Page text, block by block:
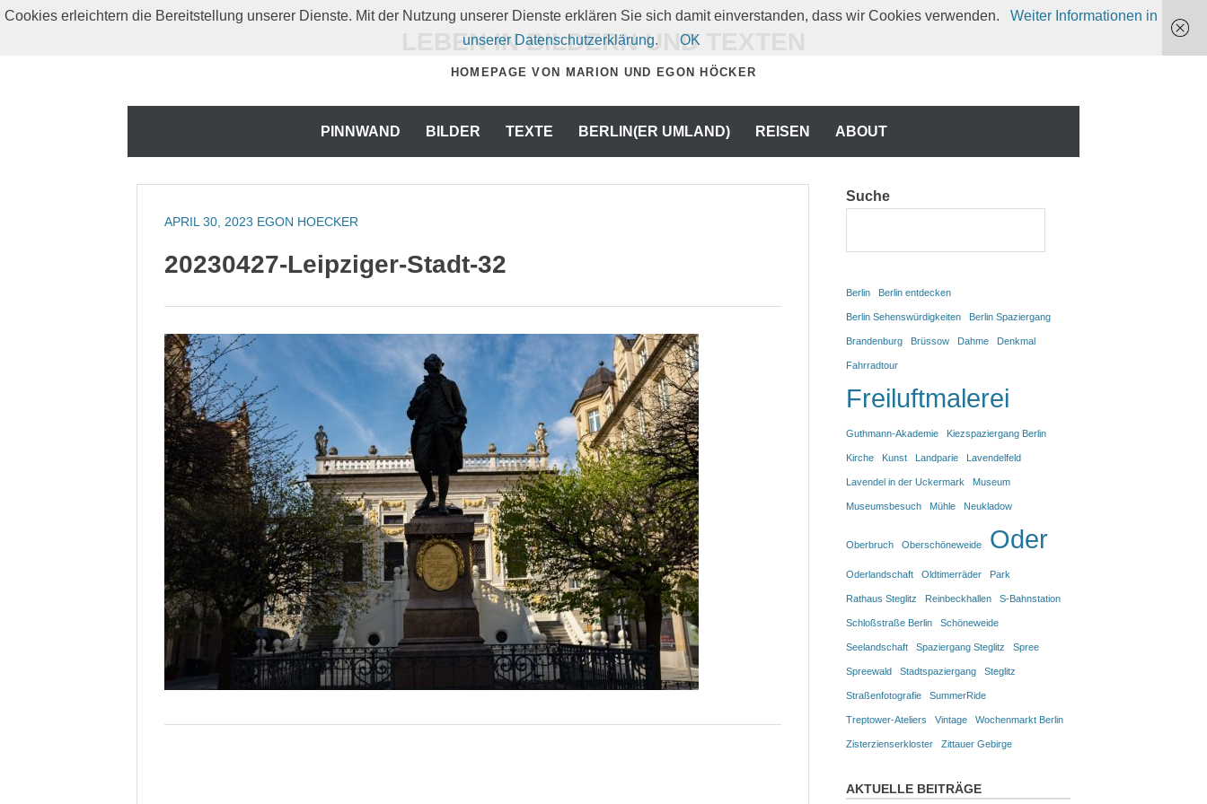
Zum
LEBEN IN BILDERN UND TEXTEN
HOMEPAGE VON MARION UND EGON HÖCKER
PINNWAND BILDER TEXTE BERLIN(ER UMLAND) REISEN ABOUT
APRIL 30, 2023 EGON HOECKER
20230427-Leipziger-Stadt-32
Suche
Berlin Berlin entdecken
Berlin Sehenswürdigkeiten Berlin Spaziergang
Brandenburg Brüssow Dahme Denkmal
Fahrradtour
Freiluftmalerei
Guthmann-Akademie Kiezspaziergang Berlin
Kirche Kunst Landparie Lavendelfeld
Lavendel in der Uckermark Museum
Museumsbesuch Mühle Neukladow
Oberbruch Oberschöneweide Oder
Oderlandschaft Oldtimerräder Park
Rathaus Steglitz Reinbeckhallen S-Bahnstation
Schloßstraße Berlin Schöneweide
Seelandschaft Spaziergang Steglitz Spree
Spreewald Stadtspaziergang Steglitz
Straßenfotografie SummerRide
Treptower-Ateliers Vintage Wochenmarkt Berlin
Zisterzienserkloster Zittauer Gebirge
AKTUELLE BEITRÄGE
Cookies erleichtern die Bereitstellung unserer Dienste. Mit der Nutzung unserer Dienste erklären Sie sich damit einverstanden, dass wir Cookies verwenden.
Weiter Informationen in
unserer Datenschutzerklärung.
OK